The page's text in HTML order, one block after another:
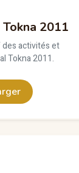
2011
activités et
Tokna 2011.